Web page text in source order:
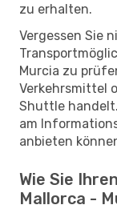
zu erhalten.
Vergessen Sie
Murcia zu
Verkehrsmittel
Shuttle
am
anbieten
Wie Sie
Mallorca -